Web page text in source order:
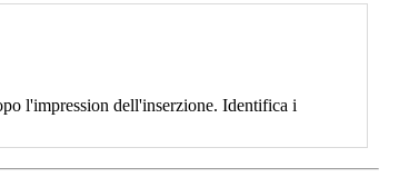
l'impression dell'inserzione. Identifica i